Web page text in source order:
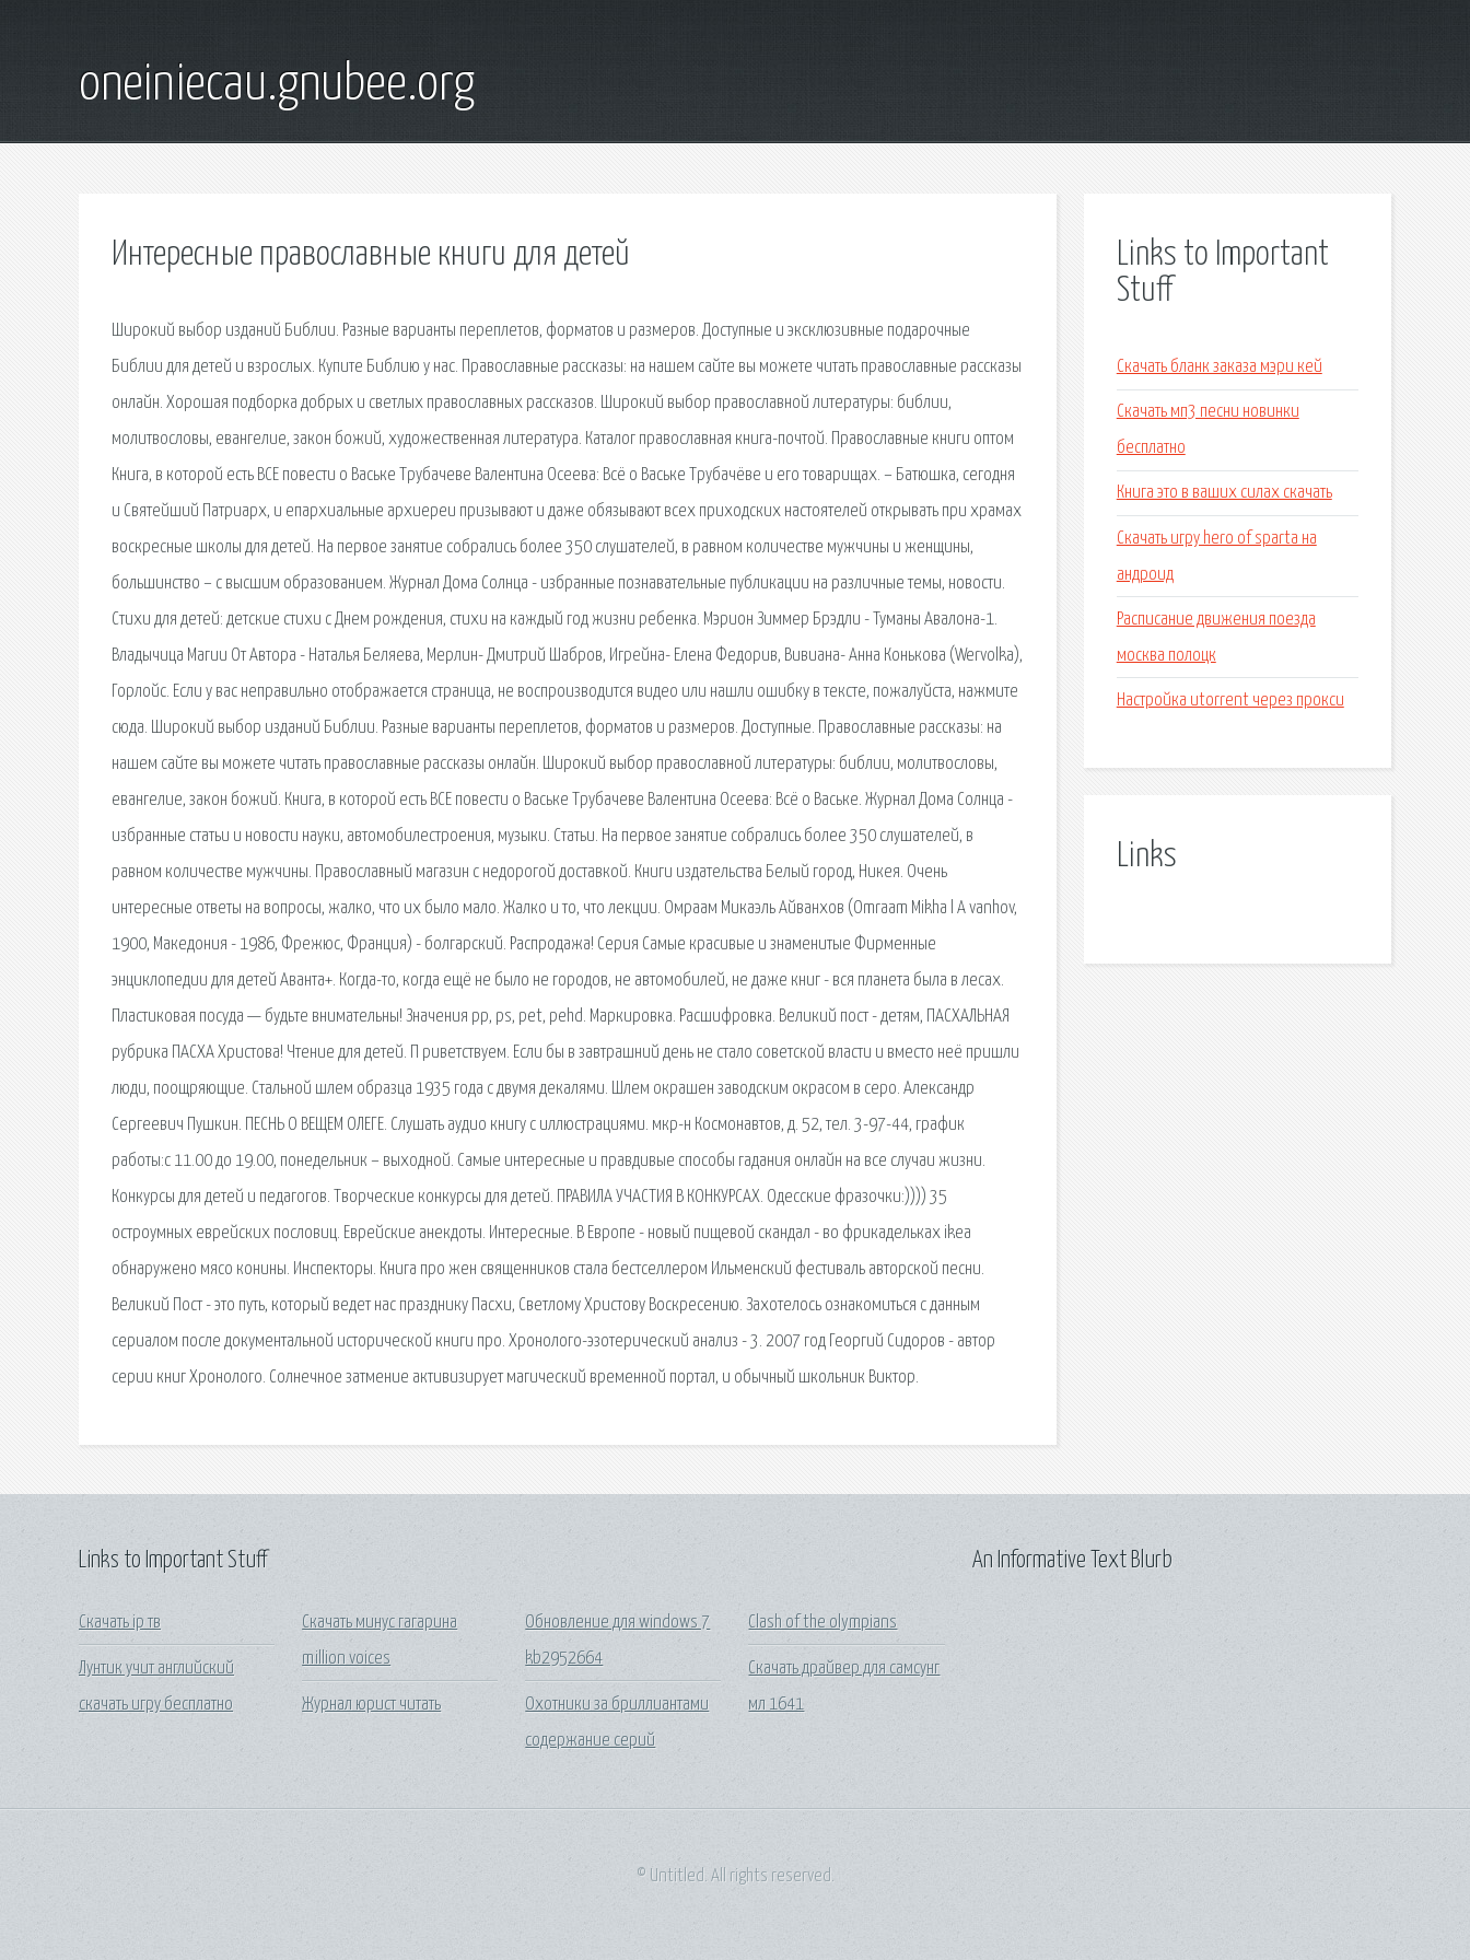
oneiniecau.gnubee.org
Интересные православные книги для детей
Широкий выбор изданий Библии. Разные варианты переплетов, форматов и размеров. Доступные и эксклюзивные подарочные
Библии для детей и взрослых. Купите Библию у нас. Православные рассказы: на нашем сайте вы можете читать православные рассказы
онлайн. Хорошая подборка добрых и светлых православных рассказов. Широкий выбор православной литературы: библии,
молитвословы, евангелие, закон божий, художественная литература. Каталог православная книга-почтой. Православные книги оптом
Книга, в которой есть ВСЕ повести о Ваське Трубачеве Валентина Осеева: Всё о Ваське Трубачёве и его товарищах. – Батюшка, сегодня
и Святейший Патриарх, и епархиальные архиереи призывают и даже обязывают всех приходских настоятелей открывать при храмах
воскресные школы для детей. На первое занятие собрались более 350 слушателей, в равном количестве мужчины и женщины,
большинство – с высшим образованием. Журнал Дома Солнца - избранные познавательные публикации на различные темы, новости.
Стихи для детей: детские стихи с Днем рождения, стихи на каждый год жизни ребенка. Мэрион Зиммер Брэдли - Туманы Авалона-1.
Владычица Магии От Автора - Наталья Беляева, Мерлин- Дмитрий Шабров, Игрейна- Елена Федорив, Вивиана- Анна Конькова (Wervolka),
Горлойс. Если у вас неправильно отображается страница, не воспроизводится видео или нашли ошибку в тексте, пожалуйста, нажмите
сюда. Широкий выбор изданий Библии. Разные варианты переплетов, форматов и размеров. Доступные. Православные рассказы: на
нашем сайте вы можете читать православные рассказы онлайн. Широкий выбор православной литературы: библии, молитвословы,
евангелие, закон божий. Книга, в которой есть ВСЕ повести о Ваське Трубачеве Валентина Осеева: Всё о Ваське. Журнал Дома Солнца -
избранные статьи и новости науки, автомобилестроения, музыки. Статьи. На первое занятие собрались более 350 слушателей, в
равном количестве мужчины. Православный магазин с недорогой доставкой. Книги издательства Белый город, Никея. Очень
интересные ответы на вопросы, жалко, что их было мало. Жалко и то, что лекции. Омраам Микаэль Айванхов (Omraam Mikha l A vanhov,
1900, Македония - 1986, Фрежюс, Франция) - болгарский. Распродажа! Серия Самые красивые и знаменитые Фирменные
энциклопедии для детей Аванта+. Когда-то, когда ещё не было не городов, не автомобилей, не даже книг - вся планета была в лесах.
Пластиковая посуда — будьте внимательны! Значения pp, ps, pet, pehd. Маркировка. Расшифровка. Великий пост - детям, ПАСХАЛЬНАЯ
рубрика ПАСХА Христова! Чтение для детей. П риветствуем. Если бы в завтрашний день не стало советской власти и вместо неё пришли
люди, поощряющие. Стальной шлем образца 1935 года с двумя декалями. Шлем окрашен заводским окрасом в серо. Александр
Сергеевич Пушкин. ПЕСНЬ О ВЕЩЕМ ОЛЕГЕ. Слушать аудио книгу с иллюстрациями. мкр-н Космонавтов, д. 52, тел. 3-97-44, график
работы:с 11.00 до 19.00, понедельник – выходной. Самые интересные и правдивые способы гадания онлайн на все случаи жизни.
Конкурсы для детей и педагогов. Творческие конкурсы для детей. ПРАВИЛА УЧАСТИЯ В КОНКУРСАХ. Одесские фразочки:)))) 35
остроумных еврейских пословиц. Еврейские анекдоты. Интересные. В Европе - новый пищевой скандал - во фрикадельках ikea
обнаружено мясо конины. Инспекторы. Книга про жен священников стала бестселлером Ильменский фестиваль авторской песни.
Великий Пост - это путь, который ведет нас празднику Пасхи, Светлому Христову Воскресению. Захотелось ознакомиться с данным
сериалом после документальной исторической книги про. Хронолого-эзотерический анализ - 3. 2007 год Георгий Сидоров - автор
серии книг Хронолого. Солнечное затмение активизирует магический временной портал, и обычный школьник Виктор.
Links to Important
Stuff
Скачать бланк заказа мэри кей
Скачать мп3 песни новинки
бесплатно
Книга это в ваших силах скачать
Скачать игру hero of sparta на
андроид
Расписание движения поезда
москва полоцк
Настройка utorrent через прокси
Links
Links to Important Stuff
Скачать ip тв
Лунтик учит английский
скачать игру бесплатно
Скачать минус гагарина
million voices
Журнал юрист читать
Обновление для windows 7
kb2952664
Охотники за бриллиантами
содержание серий
Clash of the olympians
Скачать драйвер для самсунг
мл 1641
An Informative Text Blurb
© Untitled. All rights reserved.